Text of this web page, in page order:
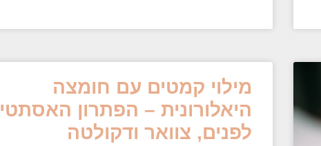
מילוי קמטים עם חומצה
היאלורונית – הפתרון האסתטי
לפנים, צוואר ודקולטה